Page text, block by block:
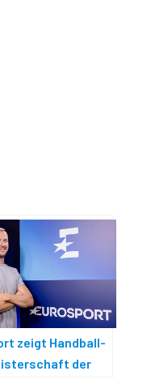
zeigt Handball-
der